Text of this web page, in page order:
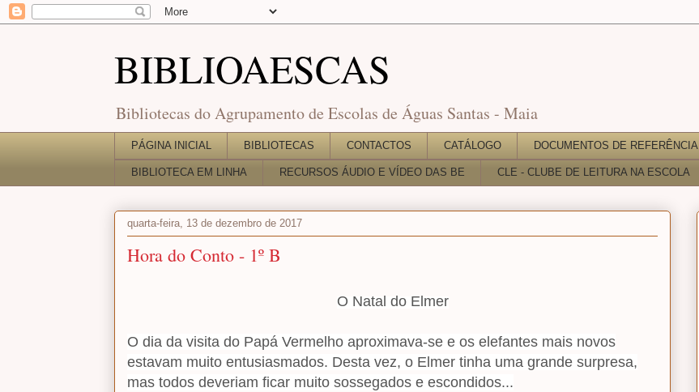
BIBLIOAESCAS
Bibliotecas do Agrupamento de Escolas de Águas Santas - Maia
PÁGINA INICIAL BIBLIOTECAS CONTACTOS CATÁLOGO DOCUMENTOS DE REFERÊNCIA
BIBLIOTECA EM LINHA RECURSOS ÁUDIO E VÍDEO DAS BE CLE - CLUBE DE LEITURA NA ESCOLA
quarta-feira, 13 de dezembro de 2017
Hora do Conto - 1º B
O Natal do Elmer
O dia da visita do Papá Vermelho aproximava-se e os elefantes mais novos
estavam muito entusiasmados. Desta vez, o Elmer tinha uma grande surpresa,
mas todos deveriam ficar muito sossegados e escondidos...